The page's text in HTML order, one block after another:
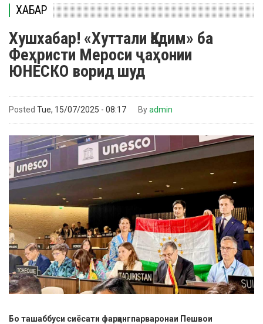
ХАБАР
Хушхабар! «Хуттали Қадим» ба
Феҳристи Мероси ҷаҳонии
ЮНЕСКО ворид шуд
Posted Tue, 15/07/2025 - 08:17 Byadmin
Бо ташаббуси сиёсати фарҳангпарваронаи Пешвои